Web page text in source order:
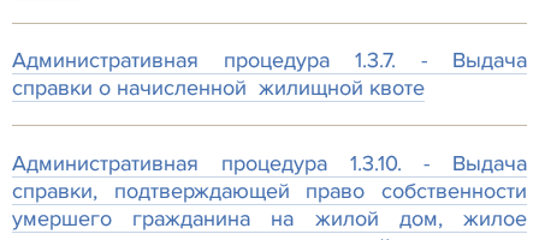
Административная процедура 1.3.7. - Выдача
справки о начисленной жилищной квоте
Административная процедура 1.3.10. - Выдача
справки, подтверждающей право собственности
умершего гражданина на жилой дом, жилое